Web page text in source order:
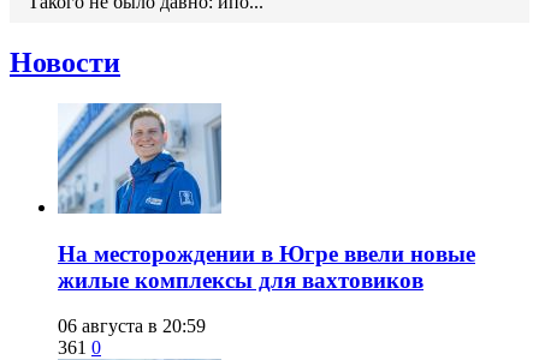
Новости
​На месторождении в Югре ввели новые
жилые комплексы для вахтовиков
06 августа в 20:59
361 0